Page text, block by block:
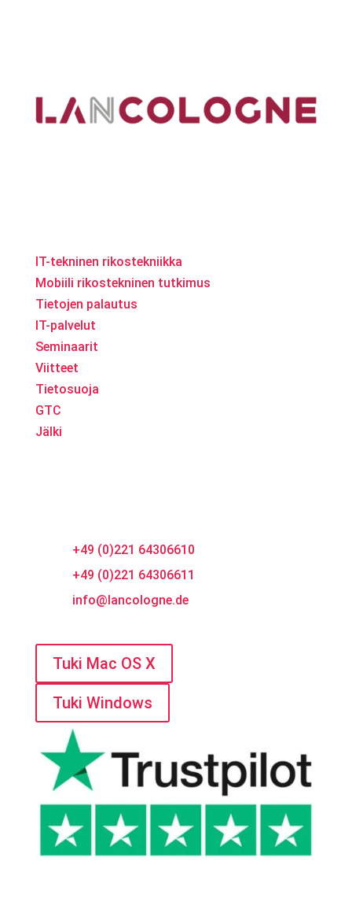
IT-tekninen rikostekniikka
Mobiili rikostekninen tutkimus
Tietojen palautus
IT-palvelut
Seminaarit
Viitteet
Tietosuoja
GTC
Jälki
+49 (0)221 64306610
+49 (0)221 64306611
info@lancologne.de
Tuki Mac OS X
Tuki Windows